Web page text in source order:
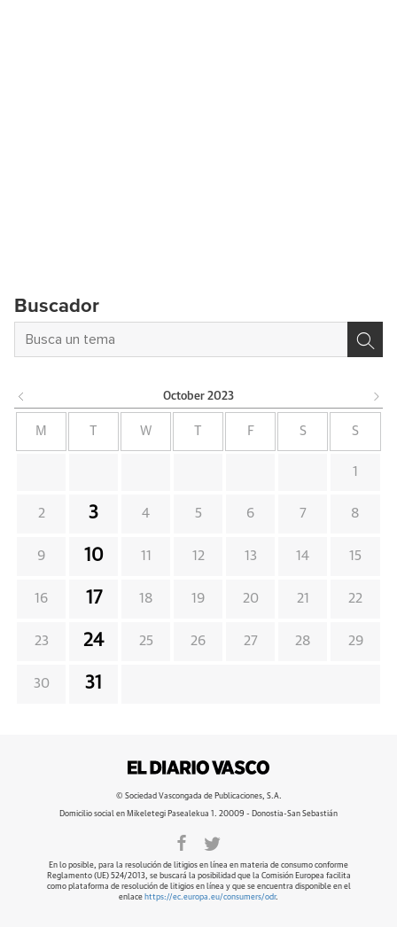
Buscador
October 2023
M W F S S
1
2 3 4 5 6 7 8
9 10 11 12 13 14 15
16 17 18 19 20 21 22
23 24 25 26 27 28 29
30 31
© Sociedad Vascongada de Publicaciones, S.A.
Domicilio social en Mikeletegi Pasealekua 1. 20009 - Donostia-San Sebastián
En lo posible, para la resolución de litigios en línea en materia de consumo conforme
Reglamento (UE) 524/2013, se buscará la posibilidad que la Comisión Europea facilita
como plataforma de resolución de litigios en línea y que se encuentra disponible en el
enlace https://ec.europa.eu/consumers/odr.